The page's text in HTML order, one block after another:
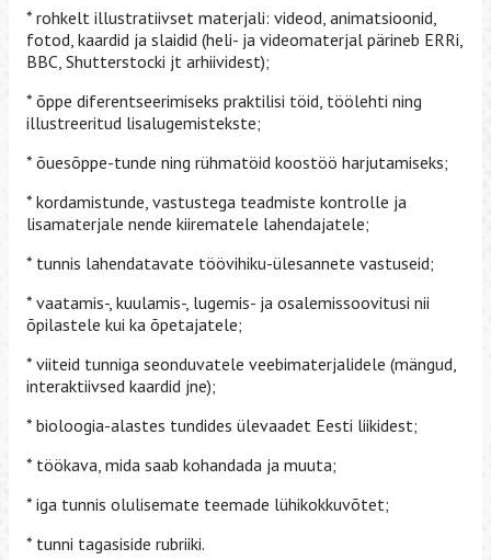
* rohkelt illustratiivset materjali: videod, animatsioonid,
fotod, kaardid ja slaidid (heli- ja videomaterjal pärineb ERRi,
BBC, Shutterstocki jt arhiividest);
* õppe diferentseerimiseks praktilisi töid, töölehti ning
illustreeritud lisalugemistekste;
* õuesõppe-tunde ning rühmatöid koostöö harjutamiseks;
* kordamistunde, vastustega teadmiste kontrolle ja
lisamaterjale nende kiirematele lahendajatele;
* tunnis lahendatavate töövihiku-ülesannete vastuseid;
* vaatamis-, kuulamis-, lugemis- ja osalemissoovitusi nii
õpilastele kui ka õpetajatele;
* viiteid tunniga seonduvatele veebimaterjalidele (mängud,
interaktiivsed kaardid jne);
* bioloogia-alastes tundides ülevaadet Eesti liikidest;
* töökava, mida saab kohandada ja muuta;
* iga tunnis olulisemate teemade lühikokkuvõtet;
* tunni tagasiside rubriiki.